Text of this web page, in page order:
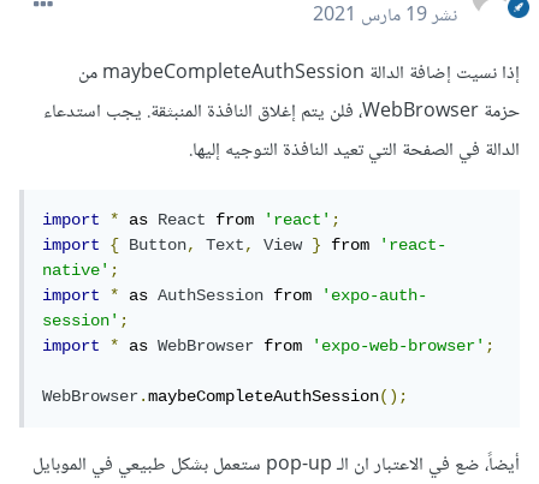
نشر19 مارس 2021
إذا نسيت إضافة الدالة maybeCompleteAuthSession من
حزمة WebBrowser، فلن يتم إغلاق النافذة المنبثقة. يجب استدعاء
الدالة في الصفحة التي تعيد النافذة التوجيه إليها.
import * as React from 'react';
import
{ Button, Text, View } from 'react-
native';
import
* as AuthSession from 'expo-auth-
session';
import
* as WebBrowser from 'expo-web-browser';
WebBrowser.maybeCompleteAuthSession();
أيضاً، ضع في الاعتبار ان الـ pop-up ستعمل بشكل طبيعي في الموبايل